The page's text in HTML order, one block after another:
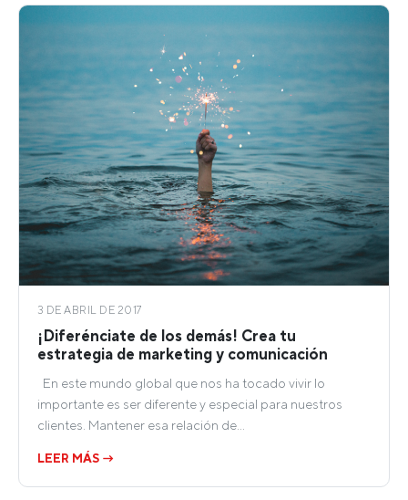
3 DE ABRIL DE 2017
¡Diferénciate de los demás! Crea tu
estrategia de marketing y comunicación
En este mundo global que nos ha tocado vivir lo
importante es ser diferente y especial para nuestros
clientes. Mantener esa relación de…
LEER MÁS →